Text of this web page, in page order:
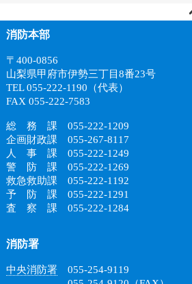
消防本部
〒400-0856
山梨県甲府市伊勢三丁目8番23号
TEL 055-222-1190（代表）
FAX 055-222-7583
総 務 課 055-222-1209
企画財政課 055-267-8117
人 事 課 055-222-1249
警 防 課 055-222-1269
救急救助課 055-222-1192
予 防 課 055-222-1291
査 察 課 055-222-1284
消防署
中央消防署055-254-9119